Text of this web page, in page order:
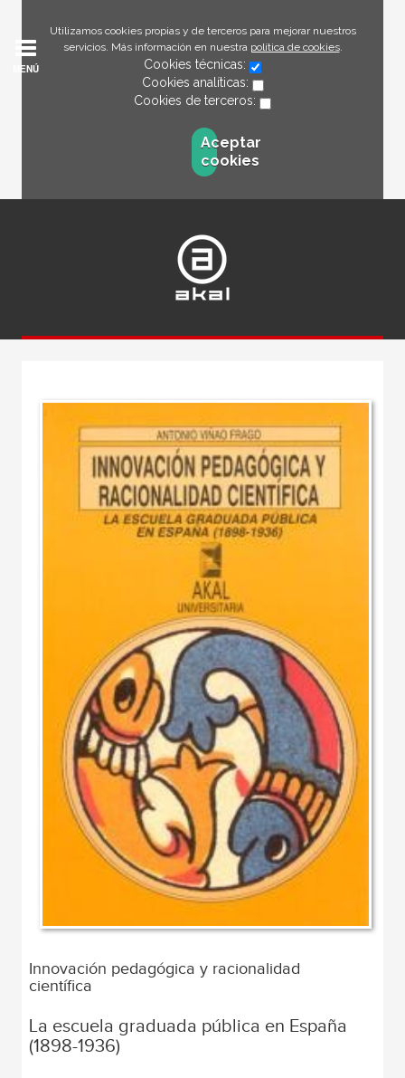
Utilizamos cookies propias y de terceros para mejorar nuestros
servicios. Más información en nuestra política de cookies.
Cookies técnicas:
Cookies analíticas:
Cookies de terceros:
Aceptar
cookies
MENÚ
Innovación pedagógica y racionalidad
científica
La escuela graduada pública en España
(1898-1936)